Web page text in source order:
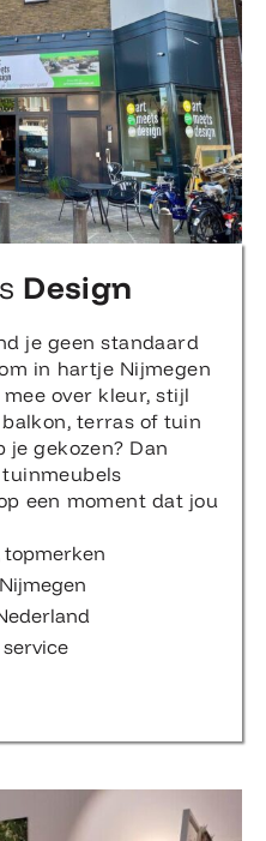
Design
je geen standaard
in hartje Nijmegen
over kleur, stijl
terras of tuin
je gekozen? Dan
een moment dat jou
topmerken